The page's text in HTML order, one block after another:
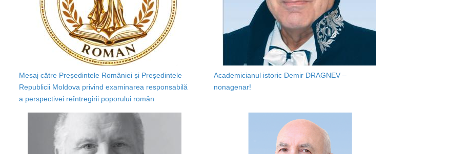
Mesaj către Președintele României și Președintele
Republicii Moldova privind examinarea responsabilă
a perspectivei reîntregirii poporului român
Academicianul istoric Demir DRAGNEV –
nonagenar!